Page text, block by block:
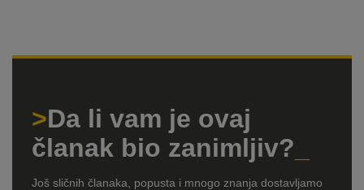
Da li vam je ovaj
članak bio zanimljiv?
Još sličnih članaka, popusta i mnogo znanja dostavljamo